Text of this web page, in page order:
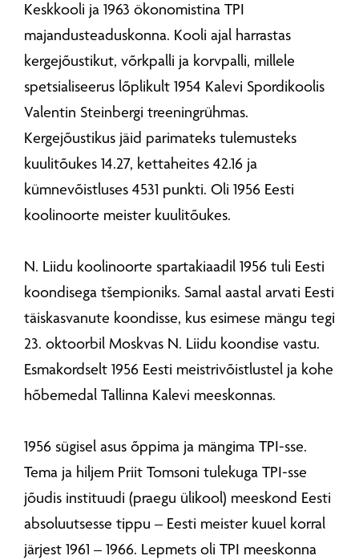
Keskkooli ja 1963 ökonomistina TPI
majandusteaduskonna. Kooli ajal harrastas
kergejõustikut, võrkpalli ja korvpalli, millele
spetsialiseerus lõplikult 1954 Kalevi Spordikoolis
Valentin Steinbergi treeningrühmas.
Kergejõustikus jäid parimateks tulemusteks
kuulitõukes 14.27, kettaheites 42.16 ja
kümnevõistluses 4531 punkti. Oli 1956 Eesti
koolinoorte meister kuulitõukes.
N. Liidu koolinoorte spartakiaadil 1956 tuli Eesti
koondisega tšempioniks. Samal aastal arvati Eesti
täiskasvanute koondisse, kus esimese mängu tegi
23. oktoorbil Moskvas N. Liidu koondise vastu.
Esmakordselt 1956 Eesti meistrivõistlustel ja kohe
hõbemedal Tallinna Kalevi meeskonnas.
1956 sügisel asus õppima ja mängima TPI-sse.
Tema ja hiljem Priit Tomsoni tulekuga TPI-sse
jõudis instituudi (praegu ülikool) meeskond Eesti
absoluutsesse tippu – Eesti meister kuuel korral
järjest 1961 – 1966. Lepmets oli TPI meeskonna